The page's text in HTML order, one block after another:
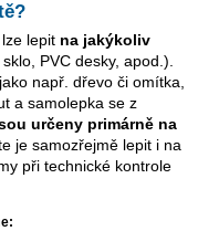
lepit na jakýkoliv
PVC desky, apod.).
např. dřevo či omítka,
a samolepka se z
určeny primárně na
je samozřejmě lepit i na
při technické kontrole